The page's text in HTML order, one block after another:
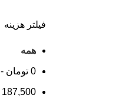
فیلتر هزینه
همه
0 تومان -
187,500